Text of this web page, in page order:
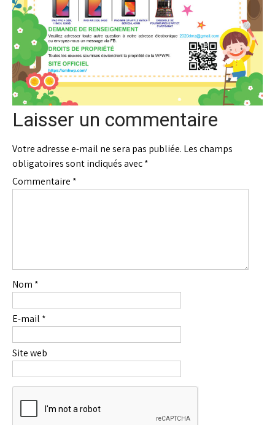
Laisser un commentaire
Votre adresse e-mail ne sera pas publiée. Les champs
obligatoires sont indiqués avec*
Commentaire *
Nom *
E-mail *
Site web